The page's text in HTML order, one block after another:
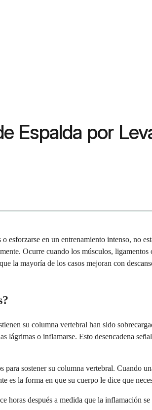
Espalda por
esforzarse en un entrenamiento intenso, no
Ocurre cuando los músculos,
la mayoría de los casos mejoran con
su columna vertebral han sido
o inflamarse. Esto desencadena
sostener su columna vertebral. Cuando
la forma en que su cuerpo le dice que
horas después a medida que la inflamación